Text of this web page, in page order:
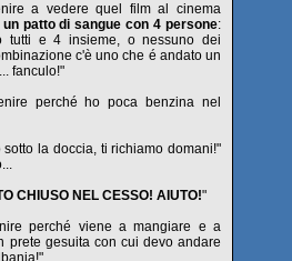
a vedere quel film al cinema
patto di sangue con 4 persone:
tutti e 4 insieme, o nessuno dei
c'è uno che é andato un
fanculo!"
perché ho poca benzina nel
sotto la doccia, ti richiamo domani!"
CHIUSO NEL CESSO! AIUTO!"
perché viene a mangiare e a
prete gesuita con cui devo andare